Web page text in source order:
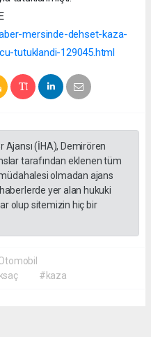
mersinde-dehset-kaza-
tutuklandi-129045.html
Ajansı (İHA), Demirören
tarafından eklenen tüm
olmadan ajans
yer alan hukuki
olup sitemizin hiç bir
#kaza